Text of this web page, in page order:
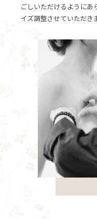
ごしいただけるように
イズ調整させていただき